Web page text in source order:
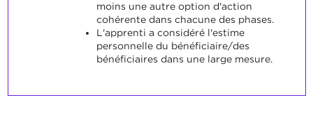
moins une autre option d'action
cohérente dans chacune des phases.
L'apprenti a considéré l'estime
personnelle du bénéficiaire/des
bénéficiaires dans une large mesure.